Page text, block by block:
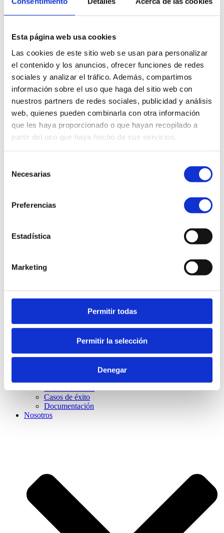
Esta página web usa cookies
Las cookies de este sitio web se usan para personalizar
el contenido y los anuncios, ofrecer funciones de redes
sociales y analizar el tráfico. Además, compartimos
información sobre el uso que haga del sitio web con
nuestros partners de redes sociales, publicidad y análisis
web, quienes pueden combinarla con otra información
que les haya proporcionado o que hayan recopilado a
partir del uso que haya hecho de sus servicios.
Necesarias
Preferencias
Estadística
Marketing
Permitir todas
Permitir la selección
Denegar
Autónomos
Emprendedores
Pymes
Gran Empresa
Últimas noticias
Casos de éxito
Documentación
Nosotros